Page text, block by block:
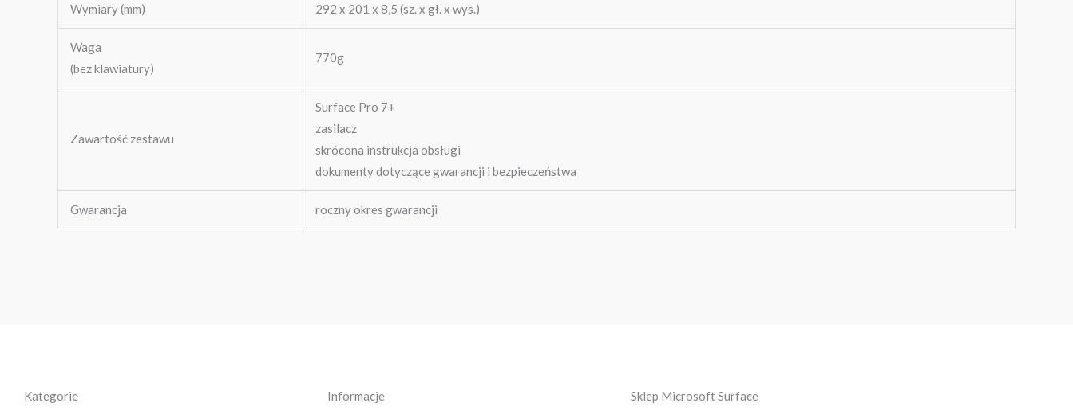
Wymiary (mm) 292 x 201 x 8,5 (sz. x gł. x wys.)
Waga
(bez klawiatury)
770g
Zawartość zestawu
Surface Pro 7+
zasilacz
skrócona instrukcja obsługi
dokumenty dotyczące gwarancji i bezpieczeństwa
Gwarancja roczny okres gwarancji
Kategorie Informacje Sklep Microsoft Surface